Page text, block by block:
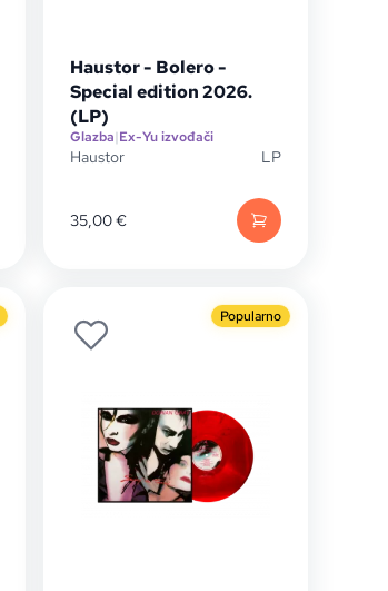
Haustor - Bolero -
Special edition 2026.
(LP)
Glazba|Ex-Yu izvođači
Haustor LP
35,00€
Popularno